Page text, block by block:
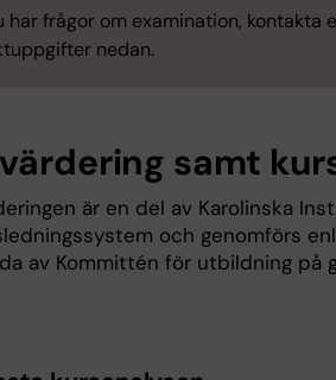
har frågor om examination, kontakta
nedan.
samt
är en del av Karolinska
och genomförs
av Kommittén för utbildning på